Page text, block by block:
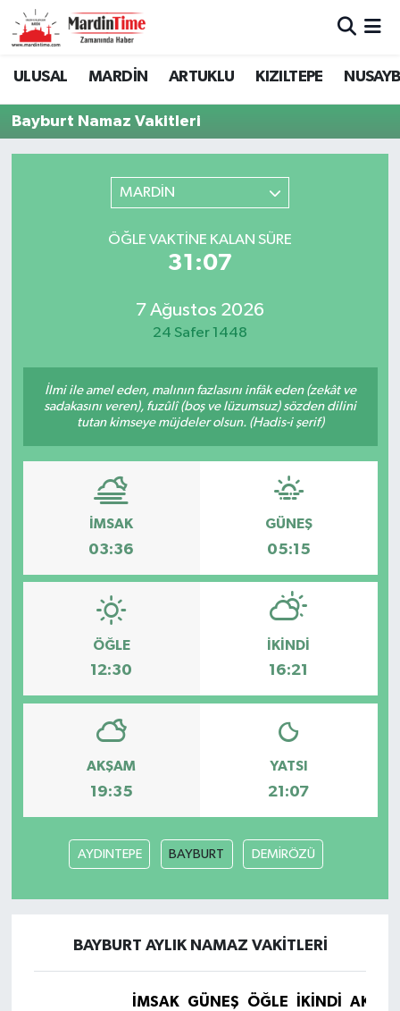
ULUSAL MARDİN ARTUKLU KIZILTEPE
Bayburt Namaz Vakitleri
MARDİN
ÖĞLE VAKTINE KALAN SÜRE
31:07
7 Ağustos 2026
24 Safer 1448
İlmi ile amel eden, malının fazlasını infâk eden (zekât ve
sadakasını veren), fuzûlî (boş ve lüzumsuz) sözden dilini
tutan kimseye müjdeler olsun. (Hadis-i şerif)
İMSAK
03:36
GÜNEŞ
05:15
ÖĞLE
12:30
İKINDI
16:21
AKŞAM
19:35
YATSI
21:07
AYDINTEPE BAYBURT DEMİRÖZÜ
BAYBURT AYLIK NAMAZ VAKITLERI
İMSAK GÜNEŞ ÖĞLE İKINDI
Mardin Nöbetçi Eczaneler
Mardin Hava Durumu
Mardin Namaz Vakitleri
Mardin Trafik Yoğunluk Haritası
Son Dakika Haberleri
Haber Arşivi